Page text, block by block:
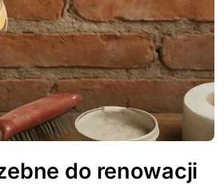
do renowacji